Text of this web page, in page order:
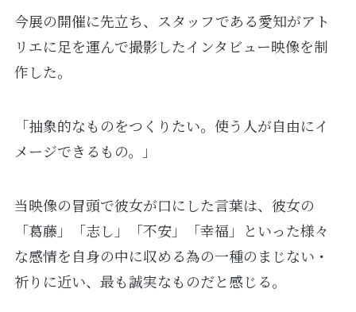
今展の開催に先立ち、スタッフである愛知がアト
リエに足を運んで撮影したインタビュー映像を制
作した。
「抽象的なものをつくりたい。使う人が自由にイ
メージできるもの。」
当映像の冒頭で彼女が口にした言葉は、彼女の
「葛藤」「志し」「不安」「幸福」といった様々
な感情を自身の中に収める為の一種のまじない・
祈りに近い、最も誠実なものだと感じる。